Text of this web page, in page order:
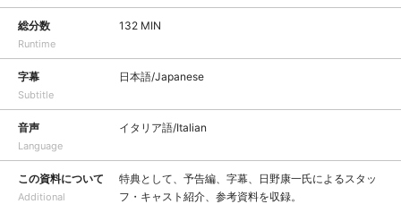
総分数
Runtime
132 MIN
字幕
Subtitle
日本語/Japanese
音声
Language
イタリア語/Italian
この資料について
Additional
特典として、予告編、字幕、日野康一氏によるスタッ
フ・キャスト紹介、参考資料を収録。